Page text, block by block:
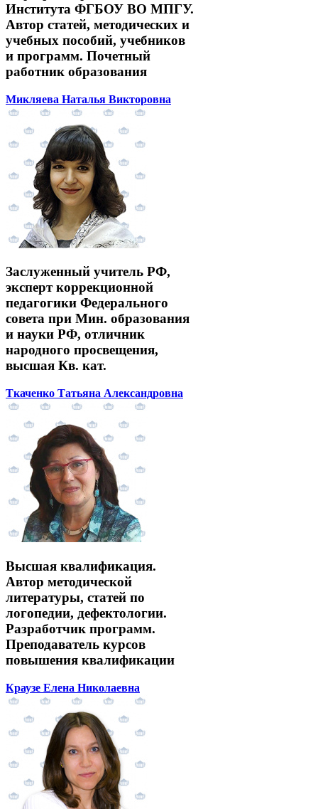
Института ФГБОУ ВО МПГУ.
Автор статей, методических и
учебных пособий, учебников
и программ. Почетный
работник образования
Микляева Наталья Викторовна
Заслуженный учитель РФ,
эксперт коррекционной
педагогики Федерального
совета при Мин. образования
и науки РФ, отличник
народного просвещения,
высшая Кв. кат.
Ткаченко Татьяна Александровна
Высшая квалификация.
Автор методической
литературы, статей по
логопедии, дефектологии.
Разработчик программ.
Преподаватель курсов
повышения квалификации
Краузе Елена Николаевна